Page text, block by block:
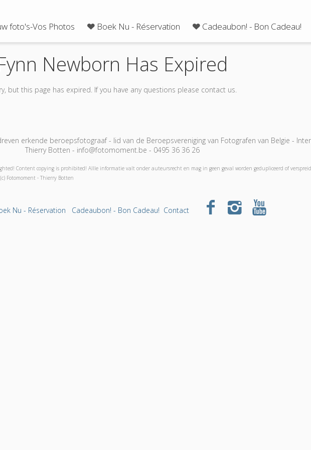
foto's-Vos Photos Boek Nu - Réservation Cadeaubon! - Bon Cadeau!
Newborn Has Expired
but this page has expired. If you have any questions please contact us.
erkende beroepsfotograaf - lid van de Beroepsvereniging van Fotografen van Belgie -
Thierry Botten - info@fotomoment.be - 0495 36 36 26
Content copying is prohibited! Allle informatie valt onder auteursrecht en mag in geen geval worden gedupliceerd of
Fotomoment - Thierry Botten
Nu - Réservation Cadeaubon! - Bon Cadeau! Contact